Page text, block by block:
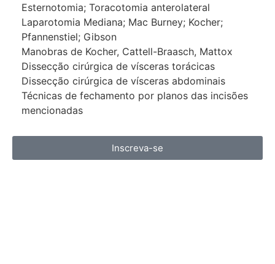
Esternotomia; Toracotomia anterolateral
Laparotomia Mediana; Mac Burney; Kocher;
Pfannenstiel; Gibson
Manobras de Kocher, Cattell-Braasch, Mattox
Dissecção cirúrgica de vísceras torácicas
Dissecção cirúrgica de vísceras abdominais
Técnicas de fechamento por planos das incisões
mencionadas
Inscreva-se